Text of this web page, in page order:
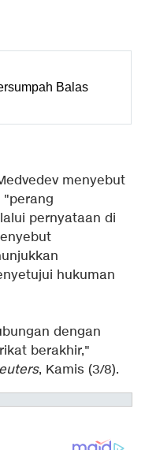
Balas
menyebut
pernyataan di
hukuman
dengan
berakhir,"
, Kamis (3/8).